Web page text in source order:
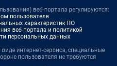
веб-портала регулируются:
пользователя
характеристик ПО
веб-портала и политикой
персональных данных
интернет-сервиса, специальные
пользователя не требуются